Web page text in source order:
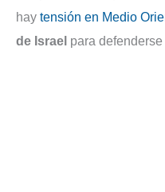
hay tensión en Medio
de Israel para